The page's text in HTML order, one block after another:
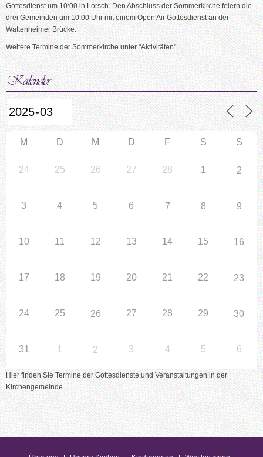
Gottesdienst um 10:00 in Lorsch. Den Abschluss der Sommerkirche feiern die
drei Gemeinden um 10:00 Uhr mit einem Open Air Gottesdienst an der
Wattenheimer Brücke.
Weitere Termine der Sommerkirche unter "Aktivitäten"
M D M D F S S
24 25 26 27 28 1 2
3 4 5 6 7 8 9
10 11 12 13 14 15 16
17 18 19 20 21 22 23
24 25 26 27 28 29 30
31 1 2 3 4 5 6
Hier finden Sie Termine der Gottesdienste und Veranstaltungen in der
Kirchengemeinde